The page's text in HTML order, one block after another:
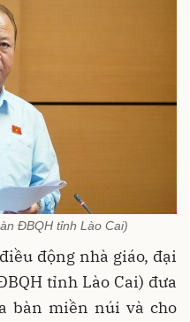
ĐBQH tỉnh Lào Cai)
động nhà giáo, đại
tỉnh Lào Cai) đưa
bàn miền núi và cho